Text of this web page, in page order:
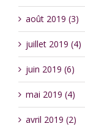
août 2019 (3)
juillet 2019 (4)
juin 2019 (6)
mai 2019 (4)
avril 2019 (2)